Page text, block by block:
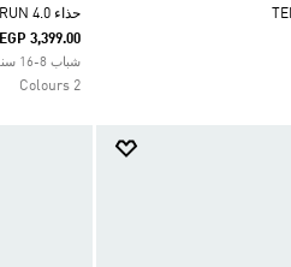
Selected
حذاء TENSAUR RUN 4.0 للناشئين
EGP 3,399.00
شباب 8-16 سنوات Sportswear
2 Colours